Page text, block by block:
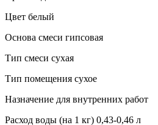
Цвет белый
Основа смеси гипсовая
Тип смеси сухая
Тип помещения сухое
Назначение для внутренних работ
Расход воды (на 1 кг) 0,43-0,46 л